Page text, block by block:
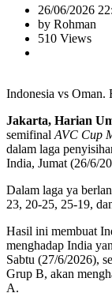
26/06/2026
by Rohman
510 Views
Indonesia vs Oman.
Jakarta, Harian
semifinal AVC Cup
dalam laga
India, Jumat (26/6/
Dalam laga ya
23, 20-25, 25-19,
Hasil ini membuat
menghadap India
Sabtu (27/6/2026),
Grup B, akan
A.